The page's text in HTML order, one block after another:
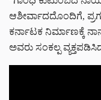
ಆಶೀರ್ವಾದದೊಂದಿಗೆ,
ಕರ್ನಾಟಕ ನಿರ್ಮಾಣಕ್ಕೆ
ಅವರು ಸಂಕಲ್ಪ